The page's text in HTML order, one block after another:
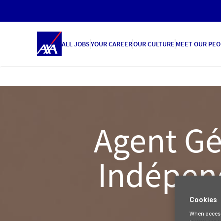
ALL JOBSYOUR CAREEROUR CULTURE MEET OUR
Agent
Cookies
When